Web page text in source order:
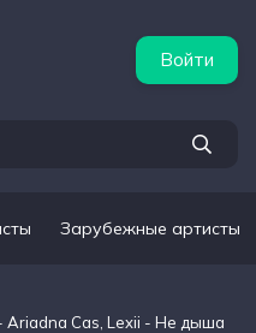
Войти
Зарубежные артисты
Ariadna Cas, Lexii - Не дыша